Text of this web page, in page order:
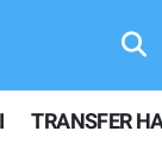
TRANSFER